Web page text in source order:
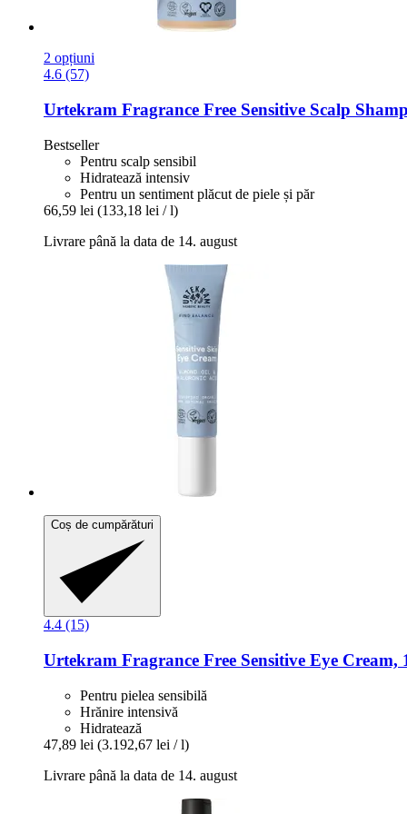
2 opțiuni
4.6 (57)
Urtekram Fragrance Free Sensitive Scalp
Bestseller
Pentru scalp sensibil
Hidratează intensiv
Pentru un sentiment plăcut de piele și păr
66,59 lei (133,18 lei / l)
Livrare până la data de 14. august
Coș de cumpărături
4.4 (15)
Urtekram Fragrance Free Sensitive Eye Cream,
Pentru pielea sensibilă
Hrănire intensivă
Hidratează
47,89 lei (3.192,67 lei / l)
Livrare până la data de 14. august